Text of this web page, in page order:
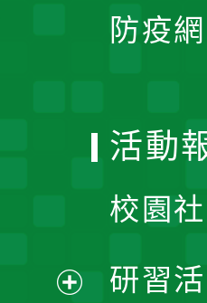
防疫
活動
校園
研習